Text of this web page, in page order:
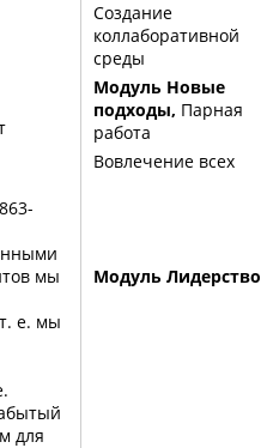
мы
е. мы
для
Создание
коллаборативной
среды
Модуль Новые
подходы, Парная
работа
Вовлечение всех
Модуль Лидерство